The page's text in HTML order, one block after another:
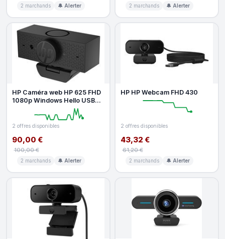
2 marchands 🔔 Alerter 2 marchands 🔔 Alerter
HP Caméra web HP 625 FHD
1080p Windows Hello USB
2 offres disponibles
90,00 €
100,00 €
2 marchands 🔔 Alerter
HP HP Webcam FHD 430
2 offres disponibles
43,32 €
61,20 €
2 marchands 🔔 Alerter